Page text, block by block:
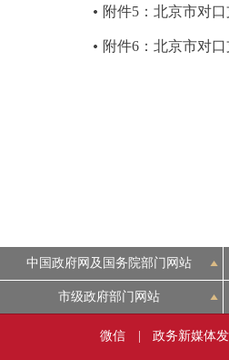
附件5：北京市对
附件6：北京市对
中国政府网及国务院部门网站
市级政府部门网站
微信 政务新媒体